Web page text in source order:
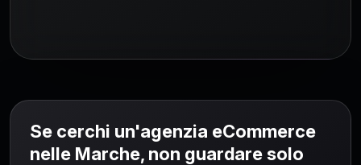
Se cerchi un'agenzia eCommerce
nelle Marche, non guardare solo